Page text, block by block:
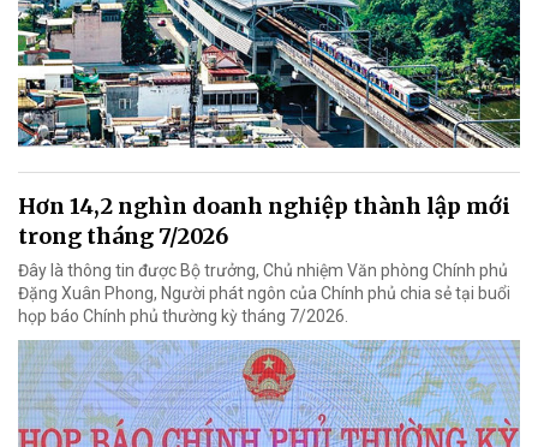
Hơn 14,2 nghìn doanh nghiệp thành lập mới
trong tháng 7/2026
Đây là thông tin được Bộ trưởng, Chủ nhiệm Văn phòng Chính phủ
Đặng Xuân Phong, Người phát ngôn của Chính phủ chia sẻ tại buổi
họp báo Chính phủ thường kỳ tháng 7/2026.